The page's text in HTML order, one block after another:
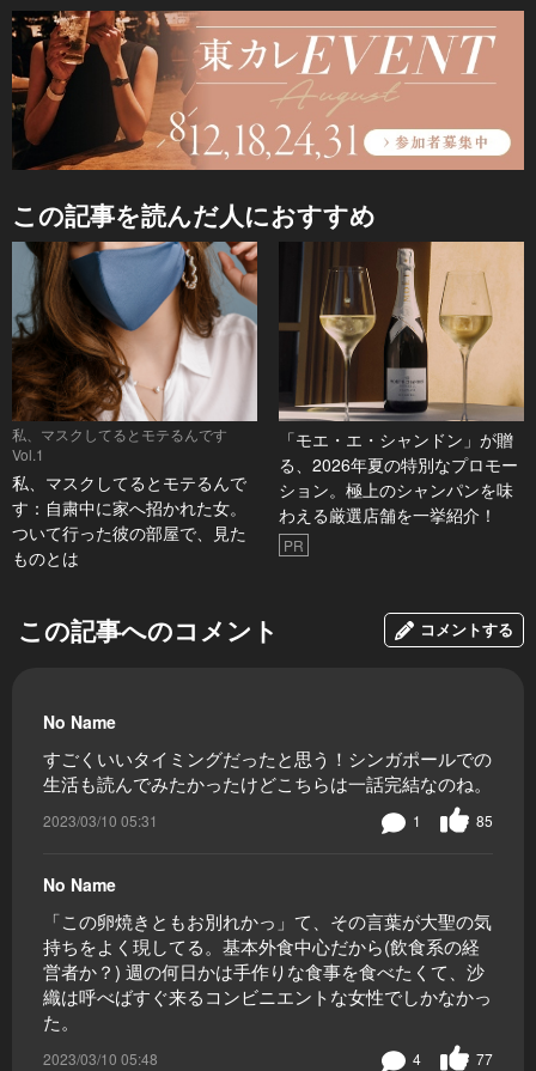
この記事を読んだ人におすすめ
私、マスクしてるとモテるんです
Vol.1
私、マスクしてるとモテるんで
す：自粛中に家へ招かれた女。
ついて行った彼の部屋で、見た
ものとは
「モエ・エ・シャンドン」が贈
る、2026年夏の特別なプロモー
ション。極上のシャンパンを味
わえる厳選店舗を一挙紹介！
PR
この記事へのコメント コメントする
No Name
すごくいいタイミングだったと思う！シンガポールでの
生活も読んでみたかったけどこちらは一話完結なのね。
2023/03/10 05:31 85
1
No Name
「この卵焼きともお別れかっ」て、その言葉が大聖の気
持ちをよく現してる。基本外食中心だから(飲食系の経
営者か？) 週の何日かは手作りな食事を食べたくて、沙
織は呼べばすぐ来るコンビニエントな女性でしかなかっ
た。
2023/03/10 05:48 77
4